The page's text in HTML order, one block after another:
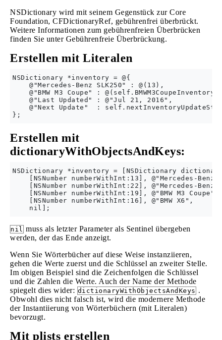
NSDictionary wird mit seinem Gegenstück zur Core
Foundation, CFDictionaryRef, gebührenfrei überbrückt.
Weitere Informationen zum gebührenfreien Überbrücken
finden Sie unter Gebührenfreie Überbrückung.
Erstellen mit Literalen
NSDictionary *inventory = @{
    @"Mercedes-Benz SLK250" : @(13),
@"BMW M3 Coupe" :
    @"Last Updated" : @"Jul 21, 2016",
@"Next Update"  :
Erstellen mit
dictionaryWithObjectsAndKeys:
NSDictionary *inventory = [NSDictionary
[NSNumber numberWithInt:13], @"Mercedes-Benz
[NSNumber numberWithInt:22], @"Mercedes-Benz
    [NSNumber numberWithInt:19], @"BMW M3 Coupe",
    [NSNumber numberWithInt:16], @"BMW X6",
nil muss als letzter Parameter als Sentinel übergeben
werden, der das Ende anzeigt.
Wenn Sie Wörterbücher auf diese Weise instanziieren,
gehen die Werte zuerst und die Schlüssel an zweiter Stelle.
Im obigen Beispiel sind die Zeichenfolgen die Schlüssel
und die Zahlen die Werte. Auch der Name der Methode
spiegelt dies wider: dictionaryWithObjectsAndKeys .
Obwohl dies nicht falsch ist, wird die modernere Methode
der Instantiierung von Wörterbüchern (mit Literalen)
bevorzugt.
Mit plists erstellen